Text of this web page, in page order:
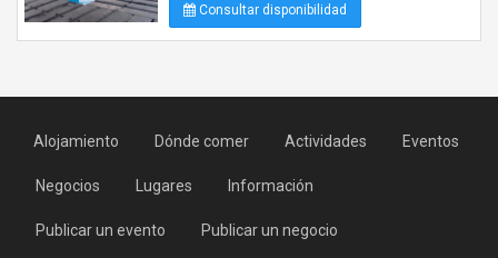
Consultar disponibilidad
Alojamiento Dónde comer Actividades Eventos
Negocios Lugares Información
Publicar un evento Publicar un negocio